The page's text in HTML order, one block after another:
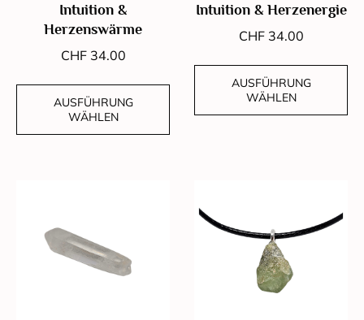
Intuition &
Herzenswärme
CHF34.00
AUSFÜHRUNG
WÄHLEN
Intuition & Herzenergie
CHF34.00
AUSFÜHRUNG
WÄHLEN